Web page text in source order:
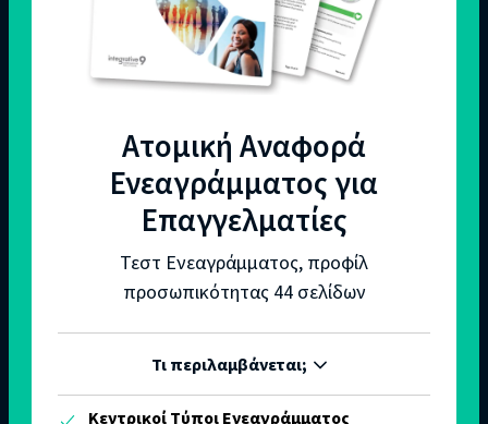
Ατομική Αναφορά
Ενεαγράμματος για
Επαγγελματίες
Τεστ Ενεαγράμματος, προφίλ
προσωπικότητας 44 σελίδων
Τι περιλαμβάνεται;
Κεντρικοί Τύποι Ενεαγράμματος